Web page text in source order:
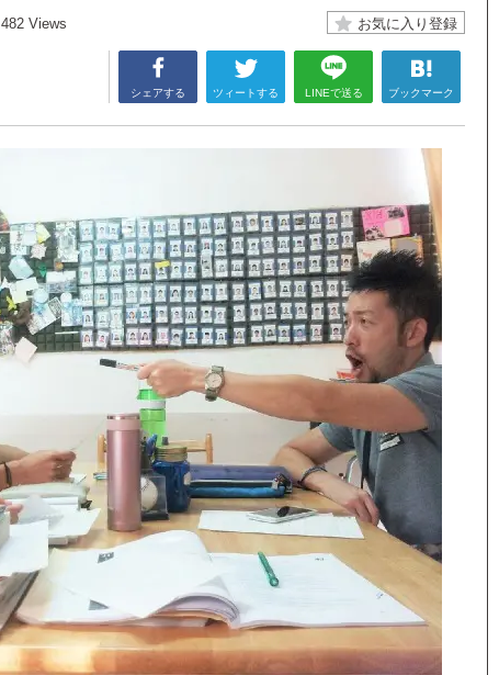
482 Views
シェアする ツィートする LINEで送る ブックマーク